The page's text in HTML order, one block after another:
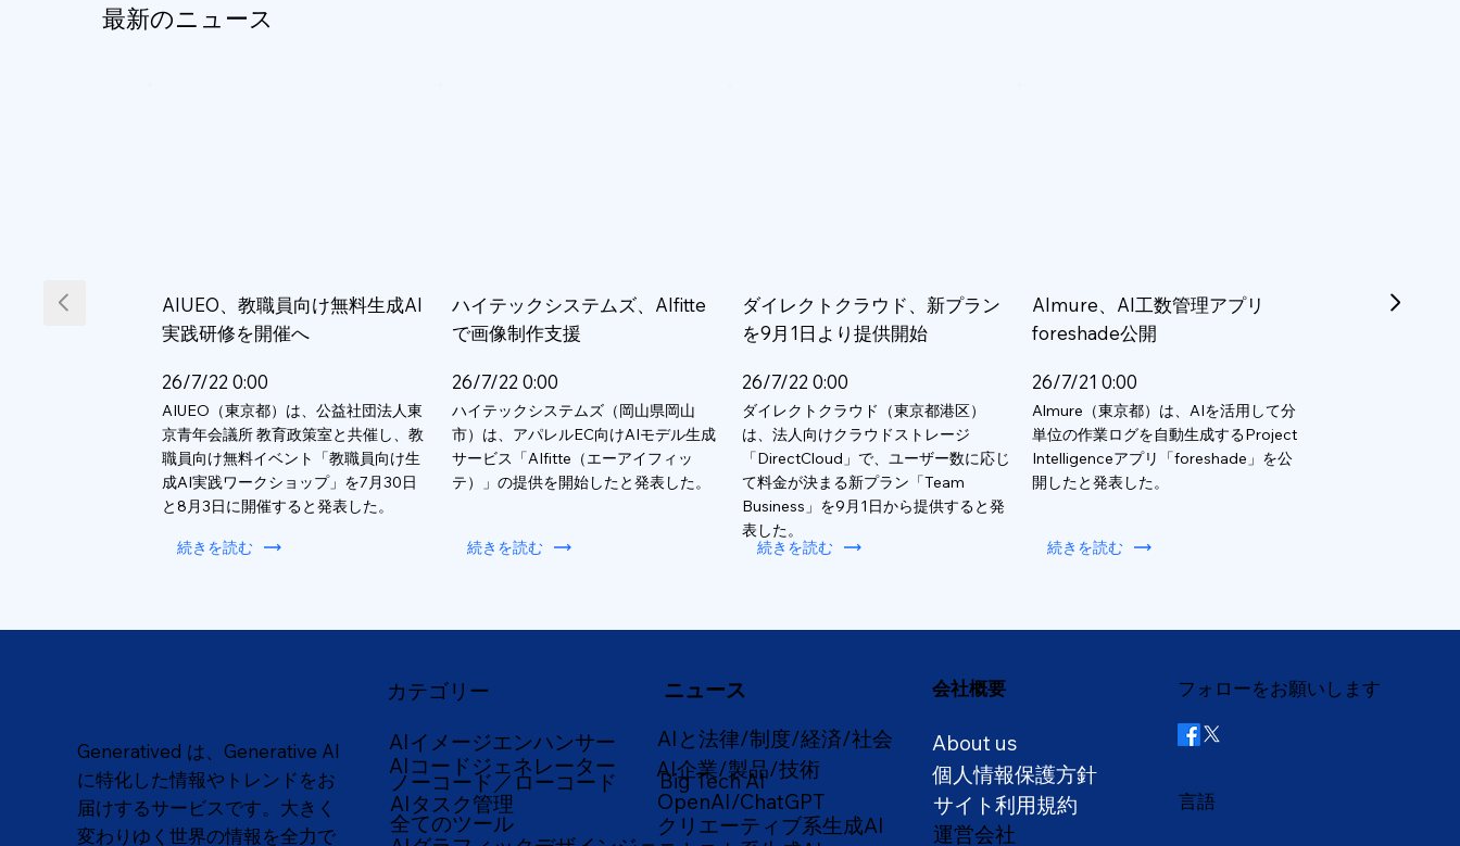
最新のニュース
AIUEO、教職員向け無料生成AI
実践研修を開催へ
26/7/22 0:00
AIUEO（東京都）は、公益社団法人東
京青年会議所 教育政策室と共催し、教
職員向け無料イベント「教職員向け生
成AI実践ワークショップ」を7月30日
と8月3日に開催すると発表した。
続きを読む
ハイテックシステムズ、AIfitte
で画像制作支援
26/7/22 0:00
ハイテックシステムズ（岡山県岡山
市）は、アパレルEC向けAIモデル生成
サービス「AIfitte（エーアイフィッ
テ）」の提供を開始したと発表した。
続きを読む
ダイレクトクラウド、新プラン
を9月1日より提供開始
26/7/22 0:00
ダイレクトクラウド（東京都港区）
は、法人向けクラウドストレージ
「DirectCloud」で、ユーザー数に応じ
て料金が決まる新プラン「Team
Business」を9月1日から提供すると発
表した。
続きを読む
Almure、AI工数管理アプリ
foreshade公開
26/7/21 0:00
Almure（東京都）は、AIを活用して分
単位の作業ログを自動生成するProject
Intelligenceアプリ「foreshade」を公
開したと発表した。
続きを読む
カテゴリー
AIイメージエンハンサー
AIコードジェネレーター
AIタスク管理
ノーコード／ローコード
全てのツール
ニュース
AIと法律/制度/経済/社会
AI企業/製品/技術
Big Tech AI
OpenAI/ChatGPT
クリエーティブ系生成AI
会社概要
About us
個人情報保護方針
サイト利用規約
運営会社
フォローをお願いします
言語
Generatived は、Generative AI
に特化した情報やトレンドをお
届けするサービスです。大きく
変わりゆく世界の情報を全力で